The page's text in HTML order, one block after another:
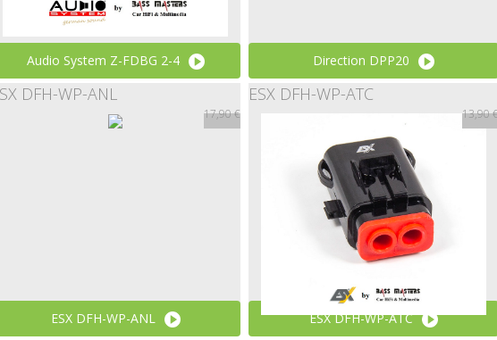
Audio System Z-FDBG 2-4
50,00 €
Direction DPP20
29,90 €
DFH-WP-ANL
17,90 €
ESX DFH-WP-ANL
ESX DFH-WP-ATC
13,90
ESX DFH-WP-ATC